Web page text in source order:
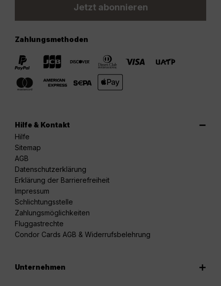
Jetzt abonnieren
Zahlungsmethoden
Hilfe & Kontakt
Hilfe
Sitemap
AGB
Datenschutzerklärung
Erklärung der Barrierefreiheit
Impressum
Schlichtungsstelle
Zahlungsmöglichkeiten
Fluggastrechte
Condor Cards AGB & Widerrufsbelehrung
Unternehmen